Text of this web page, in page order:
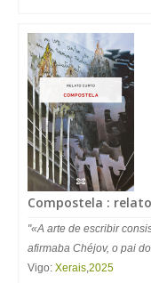
Compostela :
"«A arte de escribir
afirmaba Chéjov, o pai
Vigo: Xerais,2025